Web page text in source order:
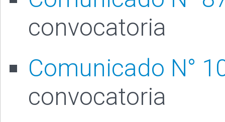
convocatoria
Comunicado N°
convocatoria